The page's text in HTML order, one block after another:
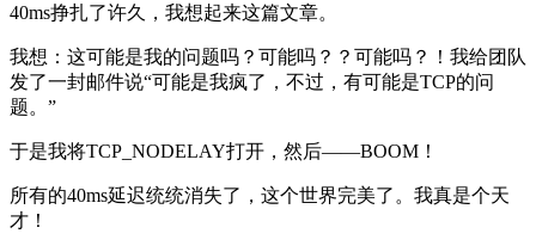
40ms挣扎了许久，我想起来这篇文章。
我想：这可能是我的问题吗？可能吗？？可能吗？！我给团队
发了一封邮件说“可能是我疯了，不过，有可能是TCP的问
题。”
于是我将TCP_NODELAY打开，然后——BOOM！
所有的40ms延迟统统消失了，这个世界完美了。我真是个天
才！